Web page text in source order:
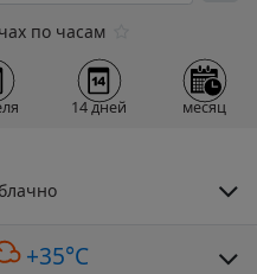
по часам
14 дней месяц
+35°C